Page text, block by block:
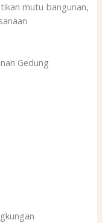
mutu bangunan,
Gedung